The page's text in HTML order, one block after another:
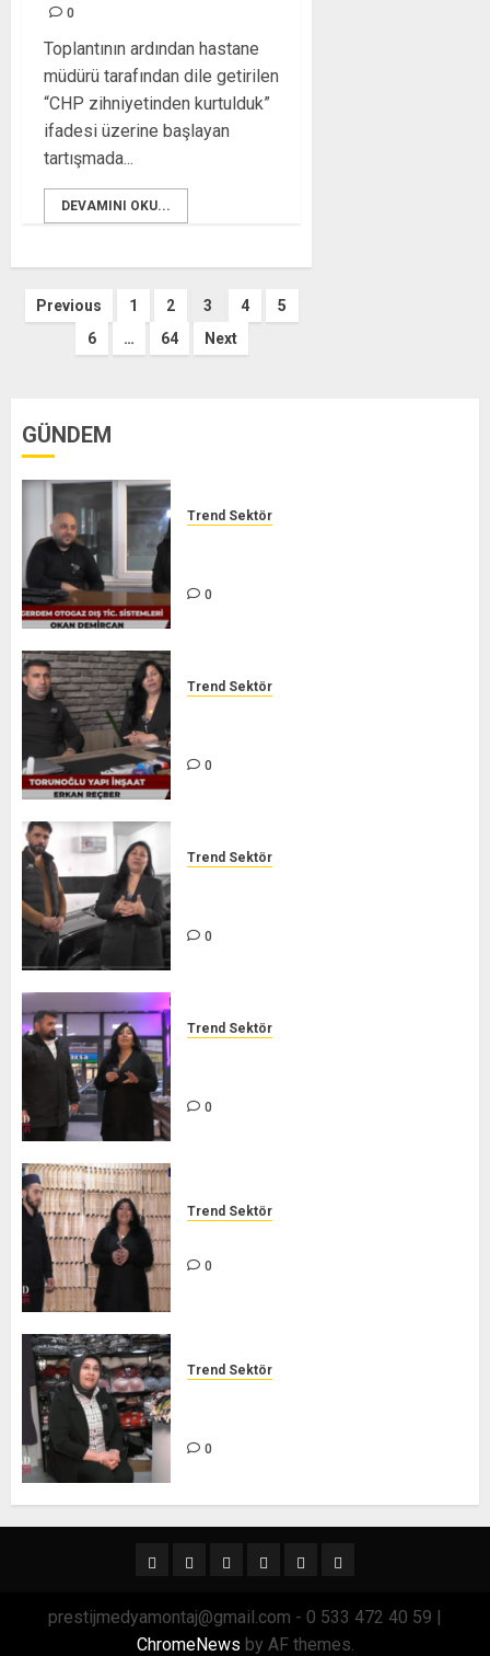
0
Toplantının ardından hastane
müdürü tarafından dile getirilen
“CHP zihniyetinden kurtulduk”
ifadesi üzerine başlayan
tartışmada...
DEVAMINI OKU...
Posts
pagination
Previous 1 2 3 4
5
6
… 64 Next
GÜNDEM
Trend Sektör
0
Trend Sektör
0
Trend Sektör
0
Trend Sektör
0
Trend Sektör
0
Trend Sektör
0
Ana
SağlıkSpor
TrendGÜNDEM
TRSektör
prestijmedyamontaj@gmail.com - 0 533 472 40 59 |
ChromeNews by AF themes.